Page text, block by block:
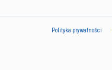
Polityka prywatności